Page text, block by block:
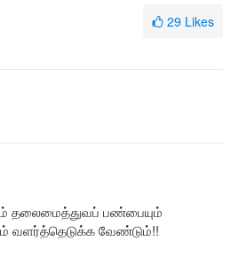
29 Likes
தலைமைத்துவப் பண்பையும்
வளர்த்தெடுக்க வேண்டும்!!